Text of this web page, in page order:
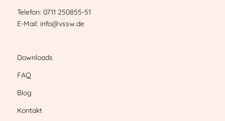
Telefon: 0711 250855-51
E-Mail: info@vssw.de
Downloads
FAQ
Blog
Kontakt